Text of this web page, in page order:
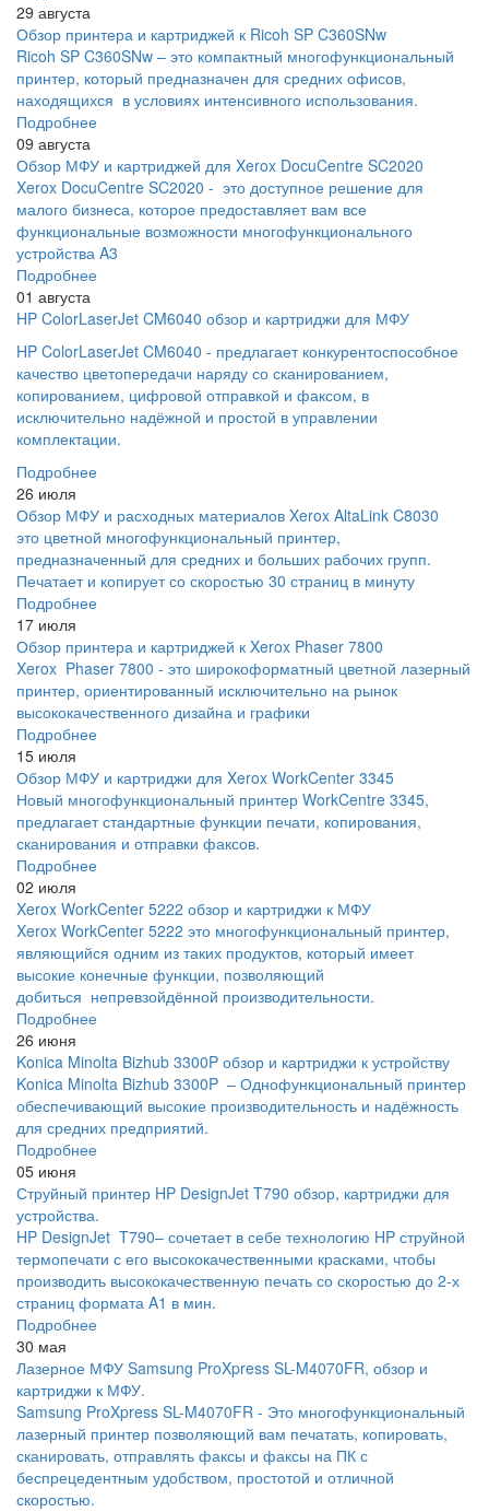
29 августа
Обзор принтера и картриджей к Ricoh SP C360SNw
Ricoh SP C360SNw – это компактный многофункциональный
принтер, который предназначен для средних офисов,
находящихся в условиях интенсивного использования.
Подробнее
09 августа
Обзор МФУ и картриджей для Xerox DocuCentre SC2020
Xerox DocuCentre SC2020 - это доступное решение для
малого бизнеса, которое предоставляет вам все
функциональные возможности многофункционального
устройства A3
Подробнее
01 августа
HP ColorLaserJet CM6040 обзор и картриджи для МФУ
HP ColorLaserJet CM6040 - предлагает конкурентоспособное
качество цветопередачи наряду со сканированием,
копированием, цифровой отправкой и факсом, в
исключительно надёжной и простой в управлении
комплектации.
Подробнее
26 июля
Обзор МФУ и расходных материалов Xerox AltaLink C8030
это цветной многофункциональный принтер,
предназначенный для средних и больших рабочих групп.
Печатает и копирует со скоростью 30 страниц в минуту
Подробнее
17 июля
Обзор принтера и картриджей к Xerox Phaser 7800
Xerox Phaser 7800 - это широкоформатный цветной лазерный
принтер, ориентированный исключительно на рынок
высококачественного дизайна и графики
Подробнее
15 июля
Обзор МФУ и картриджи для Xerox WorkCenter 3345
Новый многофункциональный принтер WorkCentre 3345,
предлагает стандартные функции печати, копирования,
сканирования и отправки факсов.
Подробнее
02 июля
Xerox WorkCenter 5222 обзор и картриджи к МФУ
Xerox WorkCenter 5222 это многофункциональный принтер,
являющийся одним из таких продуктов, который имеет
высокие конечные функции, позволяющий
добиться непревзойдённой производительности.
Подробнее
26 июня
Konica Minolta Bizhub 3300P обзор и картриджи к устройству
Konica Minolta Bizhub 3300P – Однофункциональный принтер
обеспечивающий высокие производительность и надёжность
для средних предприятий.
Подробнее
05 июня
Струйный принтер HP DesignJet T790 обзор, картриджи для
устройства.
HP DesignJet T790– сочетает в себе технологию HP струйной
термопечати с его высококачественными красками, чтобы
производить высококачественную печать со скоростью до 2-х
страниц формата A1 в мин.
Подробнее
30 мая
Лазерное МФУ Samsung ProXpress SL-M4070FR, обзор и
картриджи к МФУ.
Samsung ProXpress SL-M4070FR - Это многофункциональный
лазерный принтер позволяющий вам печатать, копировать,
сканировать, отправлять факсы и факсы на ПК с
беспрецедентным удобством, простотой и отличной
скоростью.